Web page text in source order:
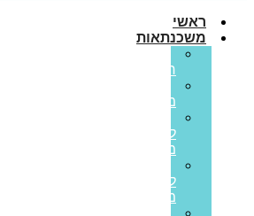
ראשי
משכנתאות
חדשה
משכנתא
לכל
מטרה
לנכס
מסחרי